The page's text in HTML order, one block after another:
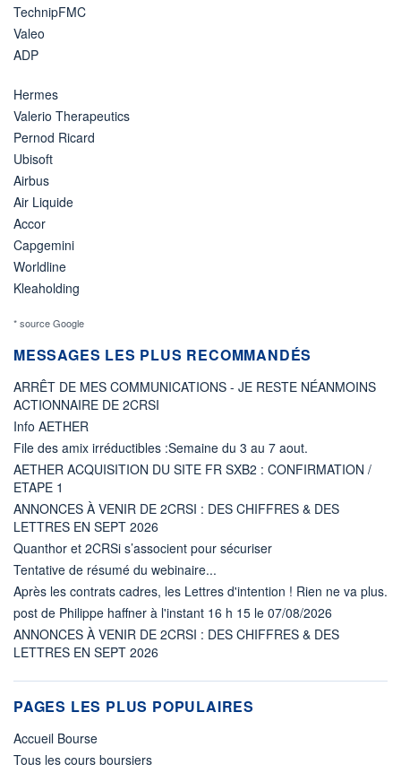
TechnipFMC
Valeo
ADP
Hermes
Valerio Therapeutics
Pernod Ricard
Ubisoft
Airbus
Air Liquide
Accor
Capgemini
Worldline
Kleaholding
* source Google
MESSAGES LES PLUS RECOMMANDÉS
ARRÊT DE MES COMMUNICATIONS - JE RESTE NÉANMOINS
ACTIONNAIRE DE 2CRSI
Info AETHER
File des amix irréductibles :Semaine du 3 au 7 aout.
AETHER ACQUISITION DU SITE FR SXB2 : CONFIRMATION /
ETAPE 1
ANNONCES À VENIR DE 2CRSI : DES CHIFFRES & DES
LETTRES EN SEPT 2026
Quanthor et 2CRSi s’associent pour sécuriser
Tentative de résumé du webinaire...
Après les contrats cadres, les Lettres d'intention ! Rien ne va plus.
post de Philippe haffner à l'instant 16 h 15 le 07/08/2026
ANNONCES À VENIR DE 2CRSI : DES CHIFFRES & DES
LETTRES EN SEPT 2026
PAGES LES PLUS POPULAIRES
Accueil Bourse
Tous les cours boursiers